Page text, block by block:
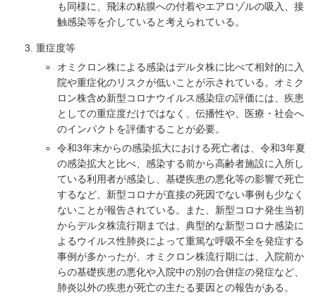
も同様に、飛沫の粘膜への付着やエアロゾルの吸入、接
触感染等を介していると考えられている。
重症度等
オミクロン株による感染はデルタ株に比べて相対的に入
院や重症化のリスクが低いことが示されている。オミク
ロン株含め新型コロナウイルス感染症の評価には、疾患
としての重症度だけではなく、伝播性や、医療・社会へ
のインパクトを評価することが必要。
令和3年末からの感染拡大における死亡者は、令和3年夏
の感染拡大と比べ、感染する前から高齢者施設に入所し
ている利用者が感染し、基礎疾患の悪化等の影響で死亡
するなど、新型コロナが直接の死因でない事例も少なく
ないことが報告されている。また、新型コロナ発生当初
からデルタ株流行期までは、典型的な新型コロナ感染に
よるウイルス性肺炎によって重篤な呼吸不全を発症する
事例が多かったが、オミクロン株流行期には、入院前か
らの基礎疾患の悪化や入院中の別の合併症の発症など、
肺炎以外の疾患が死亡の主たる要因との報告がある。